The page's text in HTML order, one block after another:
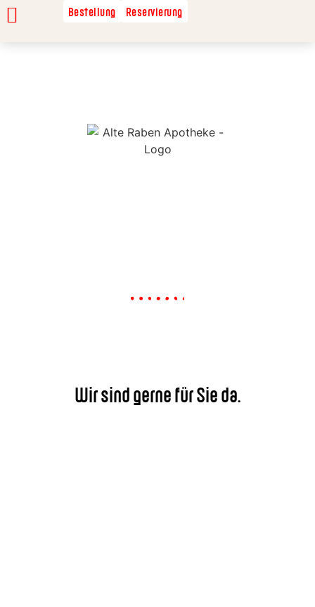
Bestellung Reservierung
Wir sind gerne für Sie da.